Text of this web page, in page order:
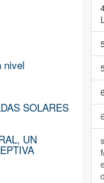
nivel
SOLARES
UN